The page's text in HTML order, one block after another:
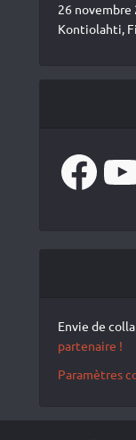
26 novembre
Kontiolahti,
Facebook
Envie de
partenaire !
Paramètres